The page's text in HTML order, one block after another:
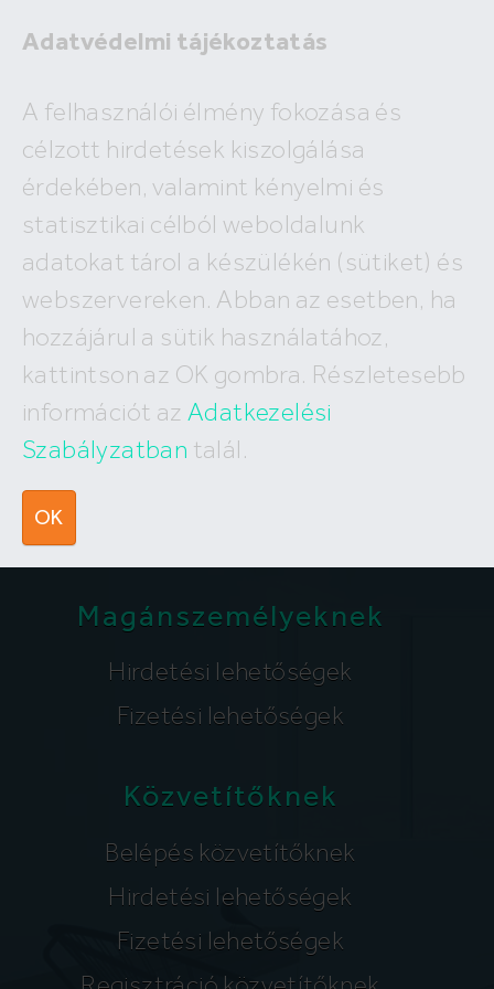
Adatvédelmi tájékoztatás
A felhasználói élmény fokozása és
célzott hirdetések kiszolgálása
érdekében, valamint kényelmi és
statisztikai célból weboldalunk
adatokat tárol a készülékén (sütiket) és
webszervereken. Abban az esetben, ha
hozzájárul a sütik használatához,
kattintson az OK gombra. Részletesebb
információt az Adatkezelési
Szabályzatban talál.
OK
A megadott ingatlan már nem
szerepel az adatbázisunkban!
Hívj minket
+36 (30) 550 5566
Írj nekünk
Magánszemélyeknek
Hirdetési lehetőségek
Fizetési lehetőségek
Közvetítőknek
Belépés közvetítőknek
Hirdetési lehetőségek
Fizetési lehetőségek